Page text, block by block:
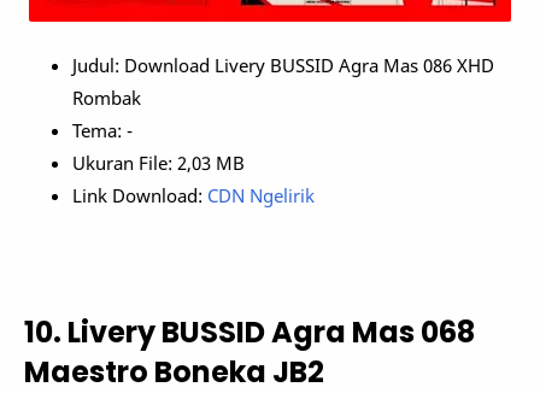
Judul: Download Livery BUSSID Agra Mas 086 XHD
Rombak
Tema: -
Ukuran File: 2,03 MB
Link Download: CDN Ngelirik
10. Livery BUSSID Agra Mas 068
Maestro Boneka JB2